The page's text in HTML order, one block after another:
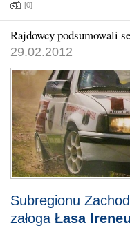
[0]
Rajdowcy podsumowali
29.02.2012
Subregionu
załoga Łasa